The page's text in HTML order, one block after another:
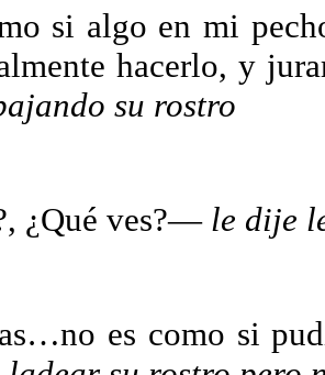
si algo en mi
hacerlo, y
su rostro
¿Qué ves?—le dije
es como si